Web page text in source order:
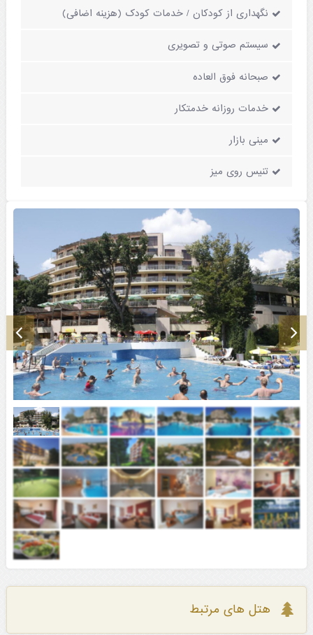
نگهداری از کودکان / خدمات کودک (هزینه اضافی)
سیستم صوتی و تصویری
صبحانه فوق العاده
خدمات روزانه خدمتکار
مینی بازار
تنیس روی میز
هتل های مرتبط